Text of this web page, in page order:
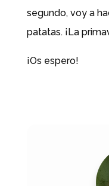
segundo, voy a
patatas. ¡La
¡Os espero!